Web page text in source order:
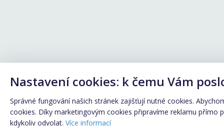
Nastavení cookies: k čemu Vám
Správné fungování našich stránek zajišťují nutné cookies.
cookies. Díky marketingovým cookies připravíme reklamu přímo
kdykoliv odvolat. Více informací